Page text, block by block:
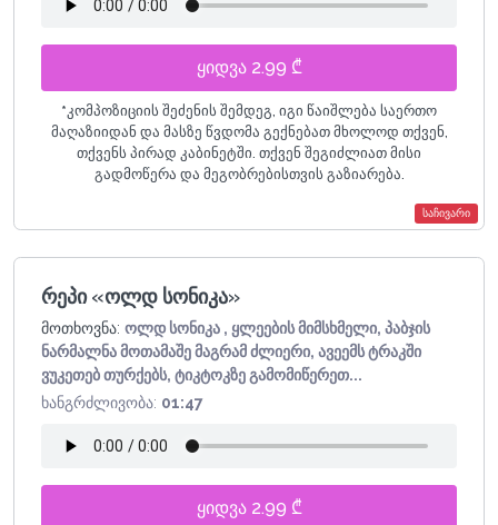
საჩივარი
ყიდვა 2.99 ₾
*კომპოზიციის შეძენის შემდეგ, იგი წაიშლება საერთო
მაღაზიიდან და მასზე წვდომა გექნებათ მხოლოდ თქვენ,
თქვენს პირად კაბინეტში. თქვენ შეგიძლიათ მისი
გადმოწერა და მეგობრებისთვის გაზიარება.
რეპი «ოლდ სონიკა»
მოთხოვნა: ოლდ სონიკა , ყლეების მიმსხმელი, პაბჯის
ნარმალნა მოთამაშე მაგრამ ძლიერი, ავეემს ტრაკში
ვუკეთებ თურქებს, ტიკტოკზე გამომიწერეთ...
ხანგრძლივობა: 01:47
ყიდვა 2.99 ₾